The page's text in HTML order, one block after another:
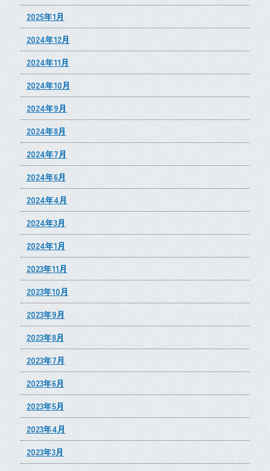
2025年1月
2024年12月
2024年11月
2024年10月
2024年9月
2024年8月
2024年7月
2024年6月
2024年4月
2024年3月
2024年1月
2023年11月
2023年10月
2023年9月
2023年8月
2023年7月
2023年6月
2023年5月
2023年4月
2023年3月